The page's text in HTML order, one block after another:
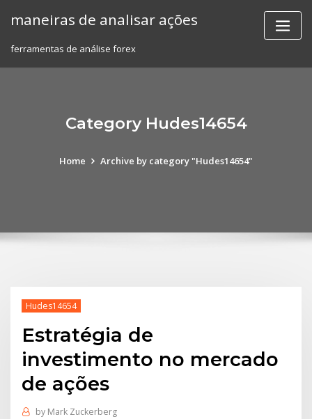
maneiras de analisar ações
ferramentas de análise forex
Category Hudes14654
Home Archive by category "Hudes14654"
Hudes14654
Estratégia de
investimento no mercado
de ações
by Mark Zuckerberg